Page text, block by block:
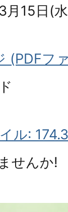
月15日(
(PDFフ
ル:
せんか!